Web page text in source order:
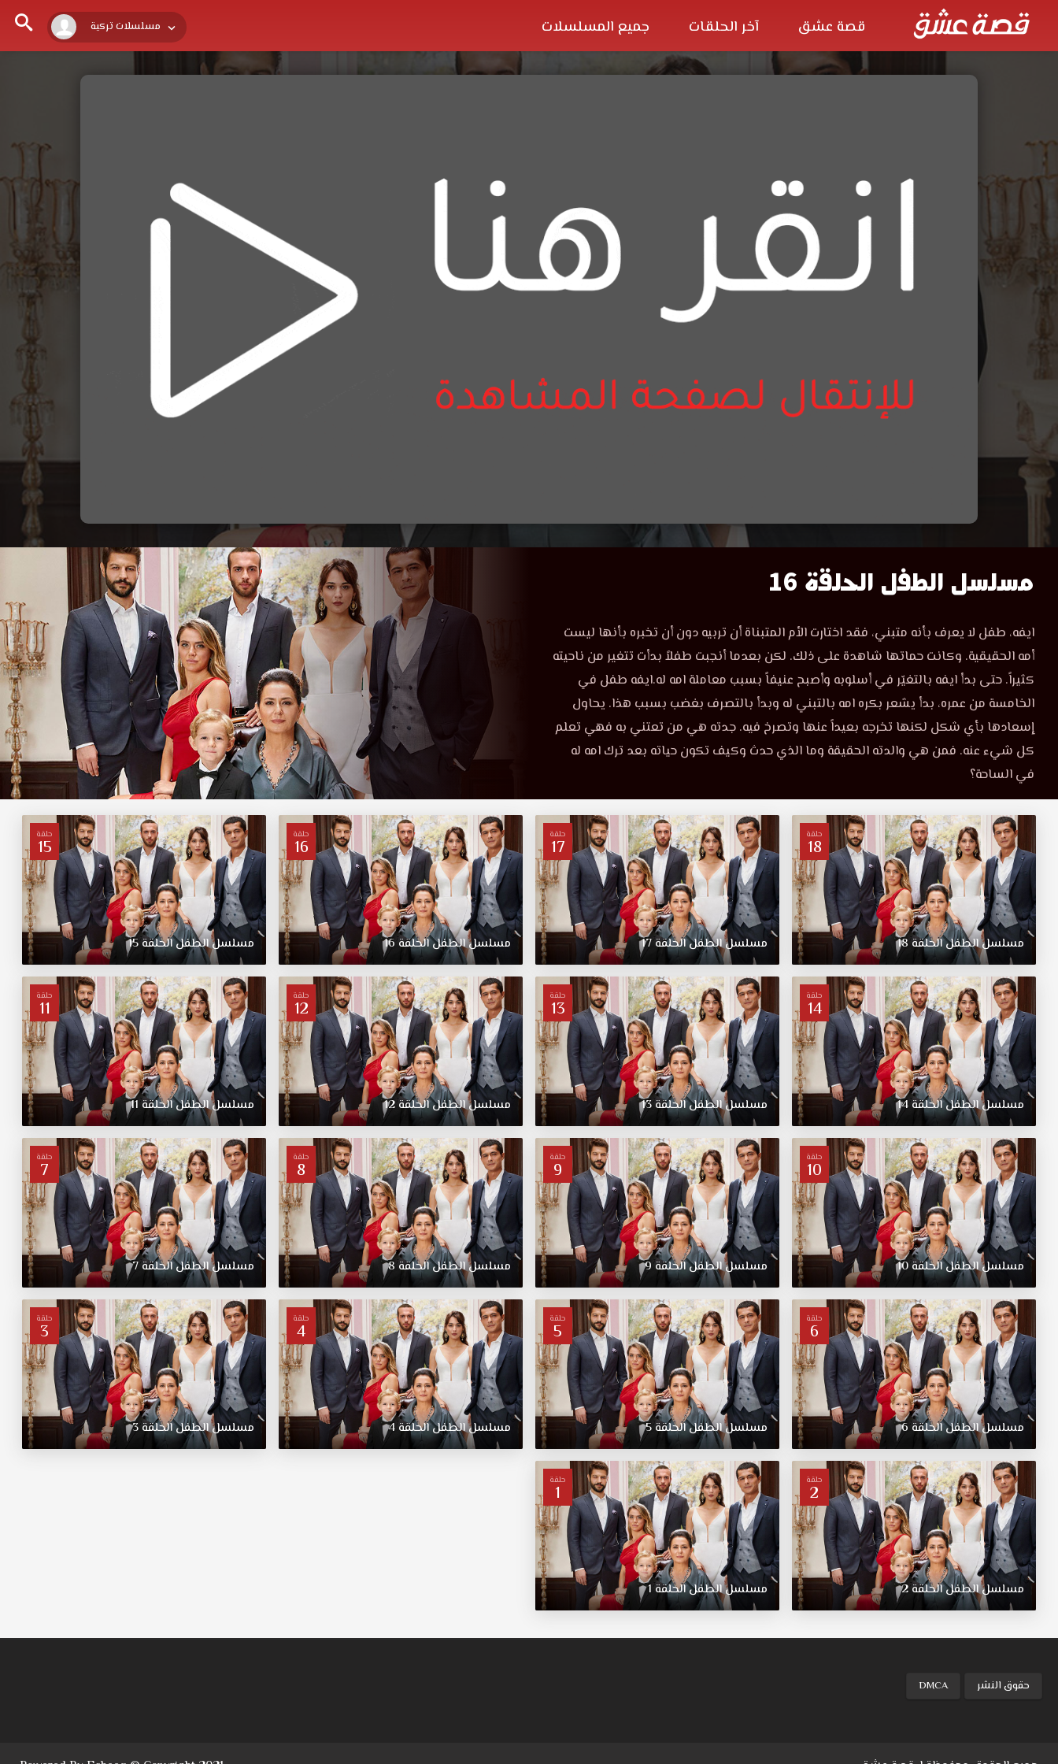
مسلسلات تركية قصة عشق آخر الحلقات جميع المسلسلات
مشاهدة
مسلسل
الطفل
الحلقة
16
موقع
قصة
عشق
esheeq
مسلسل الطفل الحلقة 16
مشاهدة
مسلسل
الطفل
الحلقة
16
قصة
عشق
ايفه،
طفل
لا
يعرف
بأنه
متبني،
اختارت
الأم
المتبناة
تربيه
دون
تخبره
بأنها
ليست
أمه
الحقيقية.
وكانت
حماتها
شاهدة
على
ذلك.
لكن
بعدما
أنجبت
طفلاً
بدأت
تتغير
من
ناحيته
كثيراً.
حتى
ايفه
بالتغيّر
في
أسلوبه
وأصبح
عنيفاً
بسبب
معاملة
امه
له.ايفه
طفل
في
الخامسة
من
بكره
امه
ايفه، طفل لا يعرف بأنه متبني، فقد اختارت الأم المتبناة أن تربيه دون أن تخبره بأنها ليست
أمه الحقيقية. وكانت حماتها شاهدة على ذلك. لكن بعدما أنجبت طفلاً بدأت تتغير من ناحيته
كثيراً. حتى بدأ ايفه بالتغيّر في أسلوبه وأصبح عنيفاً بسبب معاملة امه له.ايفه طفل في
الخامسة من عمره، بدأ يشعر بكره امه بالتبني له وبدأ بالتصرف بغضب بسبب هذا. يحاول
إسعادها بأي شكل لكنها تخرجه بعيداً عنها وتصرخ فيه. جدته هي من تعتني به فهي تعلم
كل شيء عنه. فمن هي والدته الحقيقة وما الذي حدث وكيف تكون حياته بعد ترك امه له
في الساحة؟
حلقة
18
مسلسلالطفلالحلقة 18
حلقة
17
مسلسلالطفلالحلقة 17
حلقة
16
مسلسلالطفلالحلقة 16
حلقة
15
مسلسلالطفلالحلقة 15
حلقة
14
مسلسلالطفلالحلقة 14
حلقة
13
مسلسلالطفلالحلقة 13
حلقة
12
مسلسلالطفلالحلقة 12
حلقة
11
مسلسلالطفلالحلقة 11
حلقة
10
مسلسلالطفلالحلقة 10
حلقة
9
مسلسلالطفلالحلقة 9
حلقة
8
مسلسلالطفلالحلقة 8
حلقة
7
مسلسلالطفلالحلقة 7
حلقة
6
مسلسلالطفلالحلقة 6
حلقة
5
مسلسلالطفلالحلقة 5
حلقة
4
مسلسلالطفلالحلقة 4
حلقة
3
مسلسلالطفلالحلقة 3
حلقة
2
مسلسلالطفلالحلقة 2
حلقة
1
مسلسلالطفلالحلقة 1
حقوق النشر DMCA